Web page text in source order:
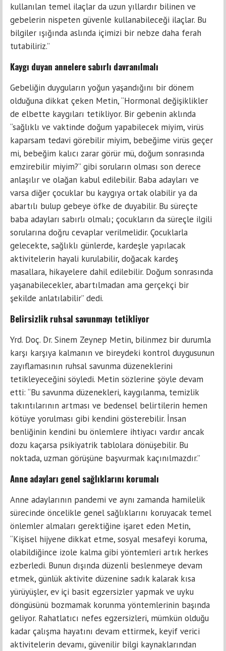
kullanılan temel ilaçlar da uzun yıllardır bilinen ve
gebelerin nispeten güvenle kullanabileceği ilaçlar. Bu
bilgiler ışığında aslında içimizi bir nebze daha ferah
tutabiliriz.”
Kaygı duyan annelere sabırlı davranılmalı
Gebeliğin duyguların yoğun yaşandığını bir dönem
olduğuna dikkat çeken Metin, “Hormonal değişiklikler
de elbette kaygıları tetikliyor. Bir gebenin aklında
“sağlıklı ve vaktinde doğum yapabilecek miyim, virüs
kaparsam tedavi görebilir miyim, bebeğime virüs geçer
mi, bebeğim kalıcı zarar görür mü, doğum sonrasında
emzirebilir miyim?” gibi soruların olması son derece
anlaşılır ve olağan kabul edilebilir. Baba adayları ve
varsa diğer çocuklar bu kaygıya ortak olabilir ya da
abartılı bulup gebeye öfke de duyabilir. Bu süreçte
baba adayları sabırlı olmalı; çocukların da süreçle ilgili
sorularına doğru cevaplar verilmelidir. Çocuklarla
gelecekte, sağlıklı günlerde, kardeşle yapılacak
aktivitelerin hayali kurulabilir, doğacak kardeş
masallara, hikayelere dahil edilebilir. Doğum sonrasında
yaşanabilecekler, abartılmadan ama gerçekçi bir
şekilde anlatılabilir” dedi.
Belirsizlik ruhsal savunmayı tetikliyor
Yrd. Doç. Dr. Sinem Zeynep Metin, bilinmez bir durumla
karşı karşıya kalmanın ve bireydeki kontrol duygusunun
zayıflamasının ruhsal savunma düzeneklerini
tetikleyeceğini söyledi. Metin sözlerine şöyle devam
etti: “Bu savunma düzenekleri, kaygılanma, temizlik
takıntılarının artması ve bedensel belirtilerin hemen
kötüye yorulması gibi kendini gösterebilir. İnsan
benliğinin kendini bu önlemlere ihtiyacı vardır ancak
dozu kaçarsa psikiyatrik tablolara dönüşebilir. Bu
noktada, uzman görüşüne başvurmak kaçınılmazdır.”
Anne adayları genel sağlıklarını korumalı
Anne adaylarının pandemi ve aynı zamanda hamilelik
sürecinde öncelikle genel sağlıklarını koruyacak temel
önlemler almaları gerektiğine işaret eden Metin,
“Kişisel hijyene dikkat etme, sosyal mesafeyi koruma,
olabildiğince izole kalma gibi yöntemleri artık herkes
ezberledi. Bunun dışında düzenli beslenmeye devam
etmek, günlük aktivite düzenine sadık kalarak kısa
yürüyüşler, ev içi basit egzersizler yapmak ve uyku
döngüsünü bozmamak korunma yöntemlerinin başında
geliyor. Rahatlatıcı nefes egzersizleri, mümkün olduğu
kadar çalışma hayatını devam ettirmek, keyif verici
aktivitelerin devamı, güvenilir bilgi kaynaklarından